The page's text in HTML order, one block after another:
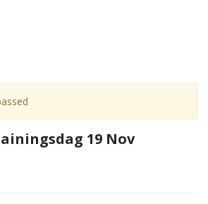
19 Nov